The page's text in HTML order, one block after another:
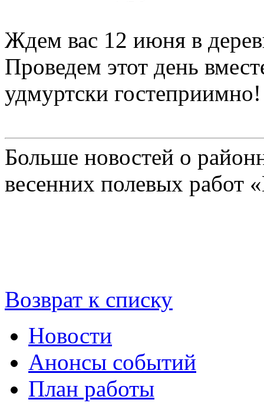
Ждем вас 12 июня в
Проведем этот день
удмуртски гостеприимно!
Больше новостей о
весенних полевых
Возврат к списку
Новости
Анонсы событий
План работы